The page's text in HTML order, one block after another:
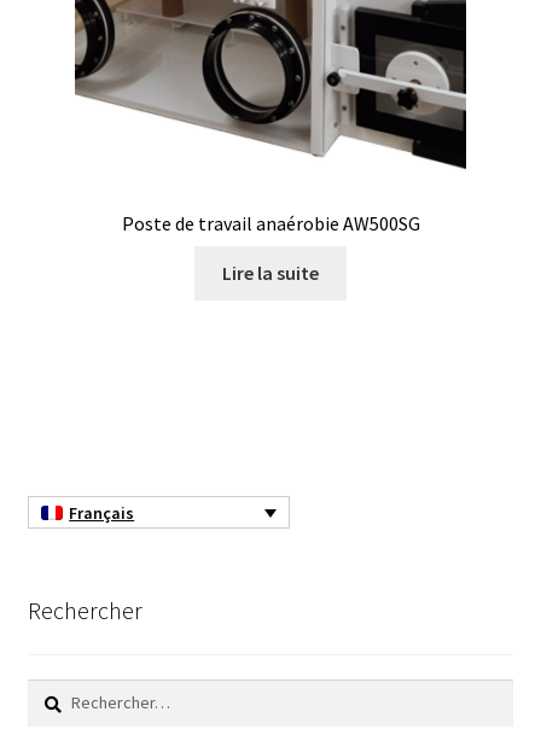
Collecteur de fractions
Commande
Consommable – Distribution de liquides
Consommables
Poste de travail anaérobie AW500SG
Lire la suite
Français
Rechercher
Rechercher :